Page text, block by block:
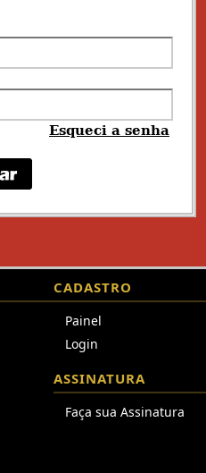
Esqueci a senha
CADASTRO
Painel
Login
ASSINATURA
Faça sua Assinatura